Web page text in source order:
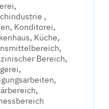
,
Konditorei,
Küche,
Bereich,